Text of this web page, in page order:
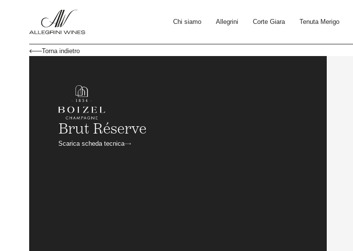
Chi siamo Allegrini Corte Giara Tenuta Merigo
Torna indietro
Brut Réserve
Scarica scheda tecnica